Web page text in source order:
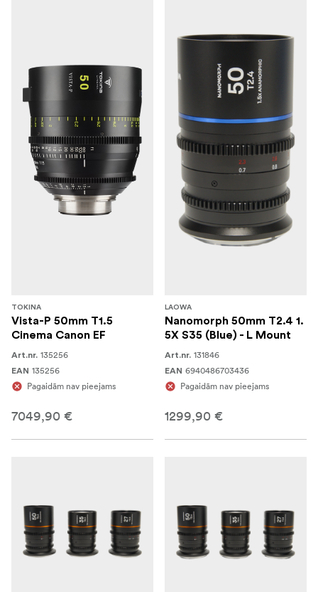
TOKINA
Vista-P 50mm T1.5
Cinema Canon EF
Art.nr. 135256
EAN 135256
Pagaidām nav pieejams
7049,90 €
LAOWA
Nanomorph 50mm T2.4 1.
5X S35 (Blue) - L Mount
Art.nr. 131846
EAN 6940486703436
Pagaidām nav pieejams
1299,90 €